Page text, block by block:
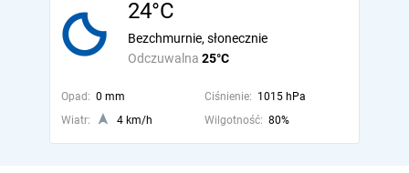
24°C
Odczuwalna 25°C
Bezchmurnie, słonecznie
Opad: 0 mm Ciśnienie: 1015 hPa
Wiatr:
4 km/h Wilgotność: 80%